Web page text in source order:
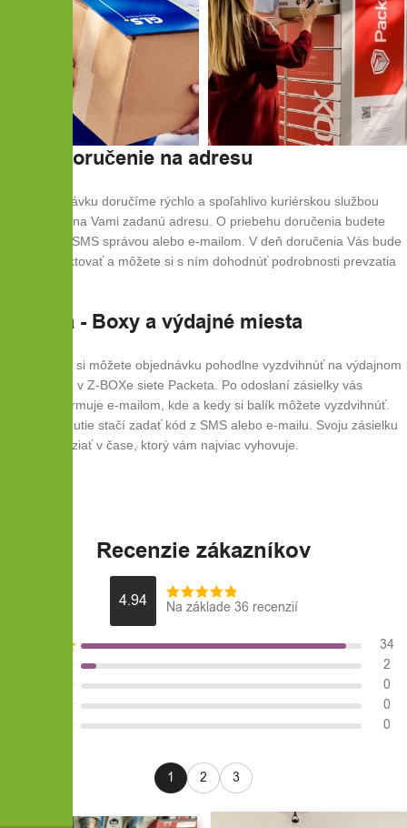
GLS - Doručenie na adresu
Vašu objednávku doručíme rýchlo a spoľahlivo kuriérskou službou
GLS priamo na Vami zadanú adresu. O priebehu doručenia budete
informovaní SMS správou alebo e-mailom. V deň doručenia Vás bude
kuriér kontaktovať a môžete si s ním dohodnúť podrobnosti prevzatia
Packeta - Boxy a výdajné miesta
Cez Packetu si môžete objednávku pohodlne vyzdvihnúť na výdajnom
mieste alebo v Z-BOXe siete Packeta. Po odoslaní zásielky vás
Packeta informuje e-mailom, kde a kedy si balík môžete vyzdvihnúť.
Pre vyzdvihnutie stačí zadať kód z SMS alebo e-mailu. Svoju zásielku
môžete prevziať v čase, ktorý vám najviac vyhovuje.
Recenzie zákazníkov
4.94 Na základe 36 recenzií
34
2
0
0
0
1 2 3